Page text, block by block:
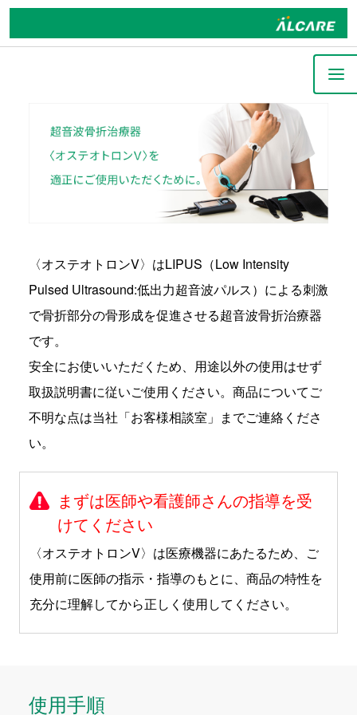
〈オステオトロンV〉はLIPUS（Low Intensity
Pulsed Ultrasound:低出力超音波パルス）による刺激
で骨折部分の骨形成を促進させる超音波骨折治療器
です。
安全にお使いいただくため、用途以外の使用はせず
取扱説明書に従いご使用ください。商品についてご
不明な点は当社「お客様相談室」までご連絡くださ
い。
まずは医師や看護師さんの指導を受
けてください
〈オステオトロンV〉は医療機器にあたるため、ご
使用前に医師の指示・指導のもとに、商品の特性を
充分に理解してから正しく使用してください。
使用手順